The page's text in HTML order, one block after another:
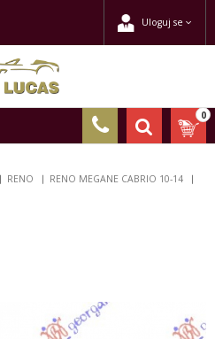
Uloguj se
0
RENO
RENO MEGANE CABRIO 10-14